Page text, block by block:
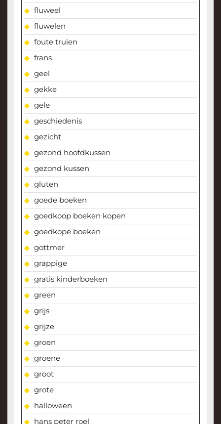
fluweel
fluwelen
foute truien
frans
geel
gekke
gele
geschiedenis
gezicht
gezond hoofdkussen
gezond kussen
gluten
goede boeken
goedkoop boeken kopen
goedkope boeken
gottmer
grappige
gratis kinderboeken
green
grijs
grijze
groen
groene
groot
grote
halloween
hans peter roel